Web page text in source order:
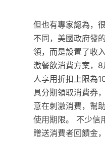
但也有專家認為，
不同，美國政府發
領，而是設置了收
激餐飲消費方案，
人享用折扣上限為
具分期領取消費券
意在刺激消費，幫
使用期限。 不少信
贈送消費者回饋金